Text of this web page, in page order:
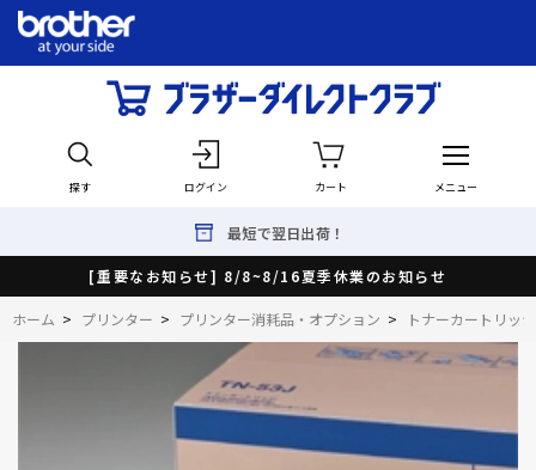
探す ログイン カート メニュー
最短で翌日出荷！
[重要なお知らせ] 8/8~8/16夏季休業のお知らせ
ホーム > プリンター > プリンター消耗品・オプション > トナーカートリッジ